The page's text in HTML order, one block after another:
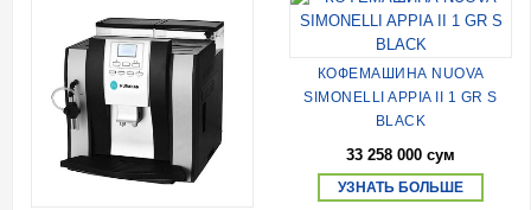
КОФЕМАШИНА NUOVA
SIMONELLI APPIA II 1 GR S
BLACK
33 258 000 сум
УЗНАТЬ БОЛЬШЕ